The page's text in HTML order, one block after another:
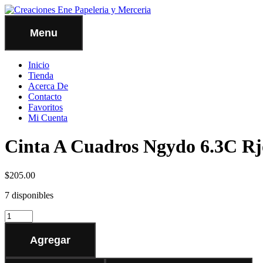
Menu
Inicio
Tienda
Acerca De
Contacto
Favoritos
Mi Cuenta
Cinta A Cuadros Ngydo 6.3C
$205.00
7 disponibles
Agregar